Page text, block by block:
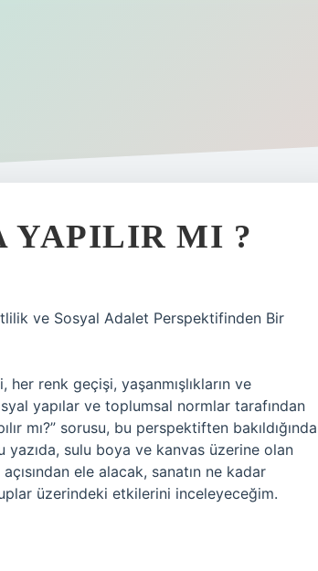
YAPILIR MI ?
ve Sosyal Adalet Perspektifinden Bir
her renk geçişi, yaşanmışlıkların ve
yapılar ve toplumsal normlar tarafından
mı?” sorusu, bu perspektiften bakıldığında
yazıda, sulu boya ve kanvas üzerine olan
ele alacak, sanatın ne kadar
üzerindeki etkilerini inceleyeceğim.